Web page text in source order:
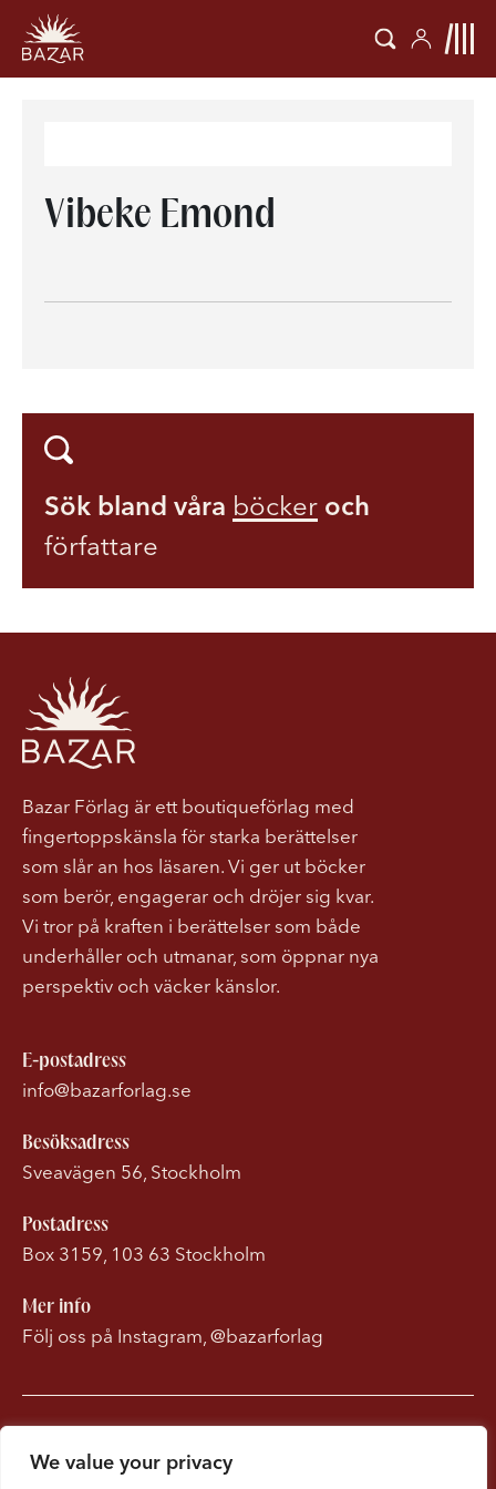
We value your privacy
Vibeke Emond
Sök bland våra böcker och
författare
Bazar Förlag är ett boutiqueförlag med
fingertoppskänsla för starka berättelser
som slår an hos läsaren. Vi ger ut böcker
som berör, engagerar och dröjer sig kvar.
Vi tror på kraften i berättelser som både
underhåller och utmanar, som öppnar nya
perspektiv och väcker känslor.
E-postadress
info@bazarforlag.se
Besöksadress
Sveavägen 56, Stockholm
Postadress
Box 3159, 103 63 Stockholm
Mer info
Följ oss på Instagram, @bazarforlag
Om Bonnierförlagen